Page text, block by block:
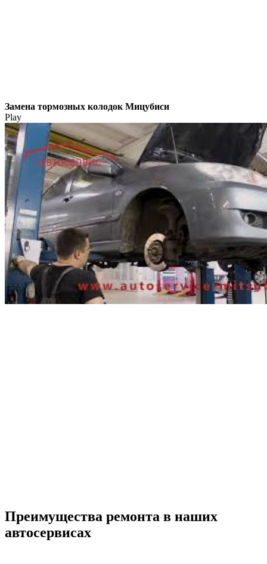
Замена тормозных колодок Мицубиси
Play
Преимущества ремонта в наших
автосервисах